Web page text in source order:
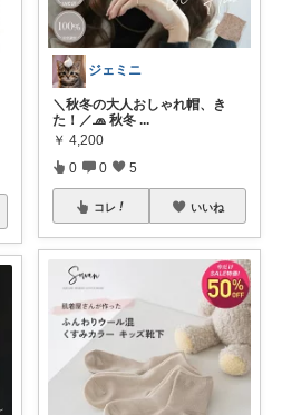
ジェミニ
＼秋冬の大人おしゃれ帽、き
た！／🧢 秋冬 ...
￥ 4,200
0 0 5
コレ いいね